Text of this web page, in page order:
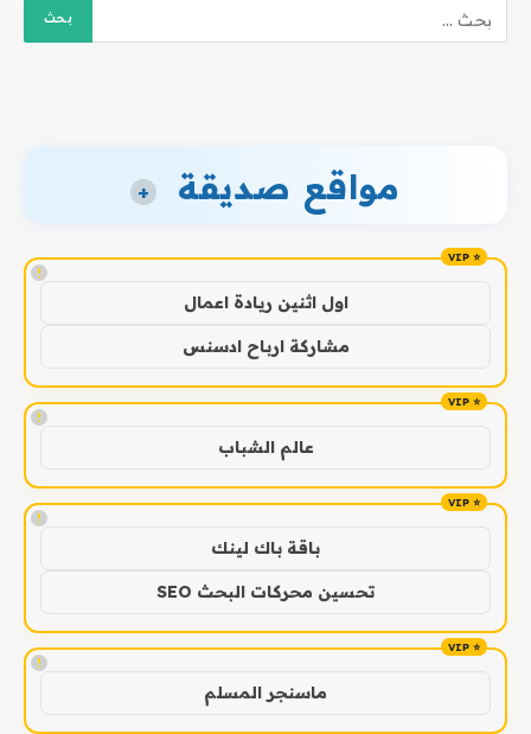
مواقع صديقة +
!
اول اثنين ريادة اعمال
مشاركة ارباح ادسنس
!
عالم الشباب
!
باقة باك لينك
تحسين محركات البحث SEO
!
ماسنجر المسلم